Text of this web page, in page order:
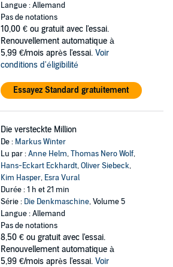
Langue : Allemand
Pas de notations
10,00 € ou gratuit avec l'essai.
Renouvellement automatique à
5,99 €/mois après l'essai. Voir
conditions d'éligibilité
Essayez Standard gratuitement
Die versteckte Million
De : Markus Winter
Lu par :Anne Helm,Thomas Nero Wolf,
Hans-Eckart Eckhardt,Oliver Siebeck,
Kim Hasper, Esra Vural
Durée : 1 h et 21 min
Série : Die Denkmaschine, Volume 5
Langue : Allemand
Pas de notations
8,50 € ou gratuit avec l'essai.
Renouvellement automatique à
5,99 €/mois après l'essai. Voir